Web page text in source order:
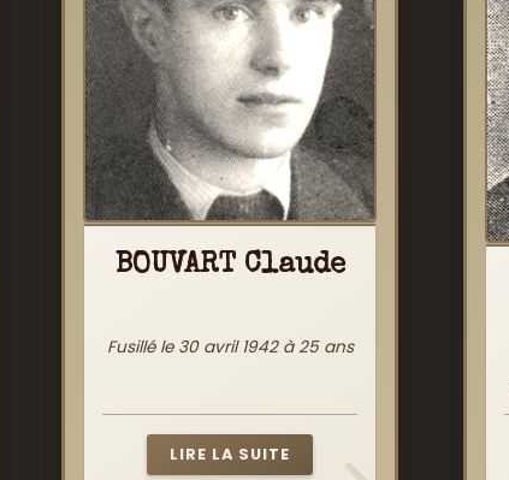
BOUVART Claude
Fusillé le 30 avril 1942 à 25 ans
LIRE LA SUITE